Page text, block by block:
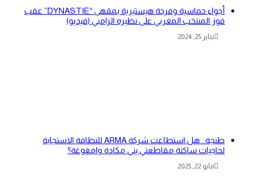
أجواء حماسية وفرحة هيستيرية بمقهى “DYNASTIE” عقب
فوز المنتخب المغربي على نظيره الزامبي (فيديو)
يناير 25, 2024
طنجة.. هل استطاعت شركة ARMA للنظافة الاستجابة
لحاجيات ساكنة مقاطعتي بني مكادة وامغوغة؟
مايو 22, 2025